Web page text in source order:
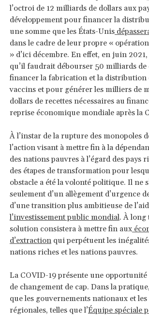
l’octroi de 12 milliards de dollars aux
développement pour financer la
une somme que les États-Unis
dans le cadre de leur propre «
» d’ici décembre. En effet, en juin
qu’il faudrait débourser 50 milliards
financer la fabrication et la distribution
vaccins et pour générer les milliers de
dollars de recettes nécessaires au
reprise économique mondiale après la
À l’instar de la rupture des monopoles
l’action visant à mettre fin à la
des nations pauvres à l’égard des pays
des étapes de transformation pour
obstacle a été la volonté politique. Il ne
seulement d’un allègement d’urgence
d’une transition plus ambitieuse de
l’investissement public mondial. À long
solution consistera à mettre fin aux
d’extraction qui perpétuent les
nations riches et les nations pauvres.
La COVID-19 présente une
de changement de cap. Dans la
que les gouvernements nationaux et
régionales, telles que l’Équipe spéciale